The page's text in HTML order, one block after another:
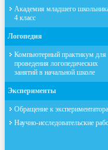
Академия младшего
4 класс
Логопедия
Компьютерный практикум для
проведения логопедических
занятий в начальной школе
Эксперименты
Обращение к
Научно-исследовательские